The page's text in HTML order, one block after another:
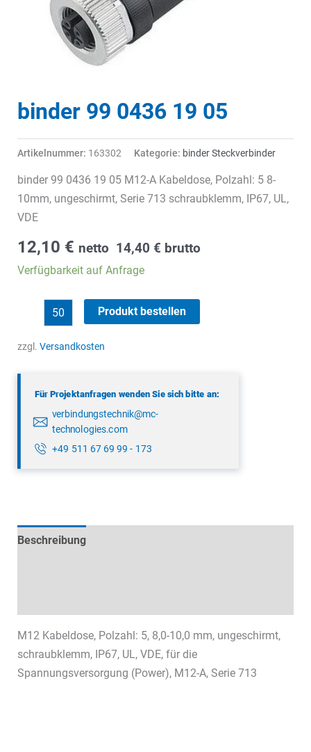
binder 99 0436 19 05
Artikelnummer: 163302 Kategorie: binder Steckverbinder
binder 99 0436 19 05 M12-A Kabeldose, Polzahl: 5 8-
10mm, ungeschirmt, Serie 713 schraubklemm, IP67, UL,
VDE
12,10 € netto 14,40 € brutto
Verfügbarkeit auf Anfrage
0436
Produkt bestellen
zzgl. Versandkosten
Für Projektanfragen wenden Sie sich bitte an:
verbindungstechnik@mc-
technologies.com
+49 511 67 69 99 - 173
Beschreibung
M12 Kabeldose, Polzahl: 5, 8,0-10,0 mm, ungeschirmt,
schraubklemm, IP67, UL, VDE, für die
Spannungsversorgung (Power), M12-A, Serie 713